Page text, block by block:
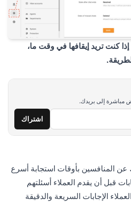
إذا كنت تريد إيقافها في وقت ما،
مباشرة إلى بريدك.
اشتراك
المنافسين بأوقات استجابة أسرع
قبل أن يقدم العملاء أسئلتهم
الإجابات السريعة والدقيقة